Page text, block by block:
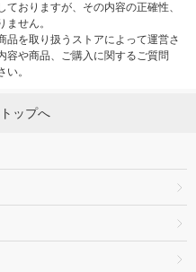
おりますが、その内容の正確性、
せん。
品を取り扱うストアによって運営さ
容や商品、ご購入に関するご質問
。
ップへ